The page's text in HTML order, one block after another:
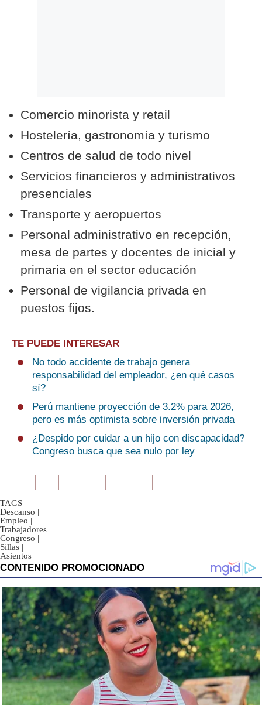
Comercio minorista y retail
Hostelería, gastronomía y turismo
Centros de salud de todo nivel
Servicios financieros y administrativos
presenciales
Transporte y aeropuertos
Personal administrativo en recepción,
mesa de partes y docentes de inicial y
primaria en el sector educación
Personal de vigilancia privada en
puestos fijos.
TE PUEDE INTERESAR
No todo accidente de trabajo genera
responsabilidad del empleador, ¿en qué casos
sí?
Perú mantiene proyección de 3.2% para 2026,
pero es más optimista sobre inversión privada
¿Despido por cuidar a un hijo con discapacidad?
Congreso busca que sea nulo por ley
TAGS
Descanso |
Empleo |
Trabajadores |
Congreso |
Sillas |
Asientos